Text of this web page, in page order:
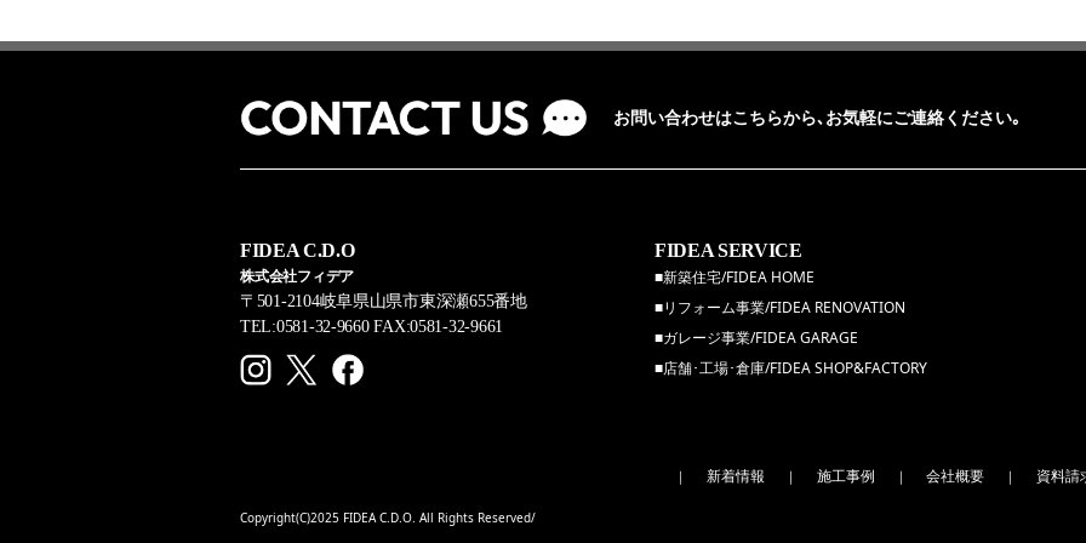
お問い合わせはこちらから､お気軽にご連絡ください｡
FIDEA C.D.O
株式会社フィデア
〒501-2104岐阜県山県市東深瀬655番地
TEL:0581-32-9660 FAX:0581-32-9661
FIDEA SERVICE
■新築住宅/FIDEA HOME
■リフォーム事業/FIDEA RENOVATION
■ガレージ事業/FIDEA GARAGE
■店舗･工場･倉庫/FIDEA SHOP&FACTORY
｜ 新着情報 ｜ 施工事例 ｜ 会社概要 ｜ 資料請
Copyright(C)2025 FIDEA C.D.O. All Rights Reserved/